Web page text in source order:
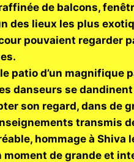
de balcons,
des lieux les plus
pouvaient regarder
patio d’un magnifique
danseurs se
son regard, dans de
transmis
hommage à Shiva
de grande et